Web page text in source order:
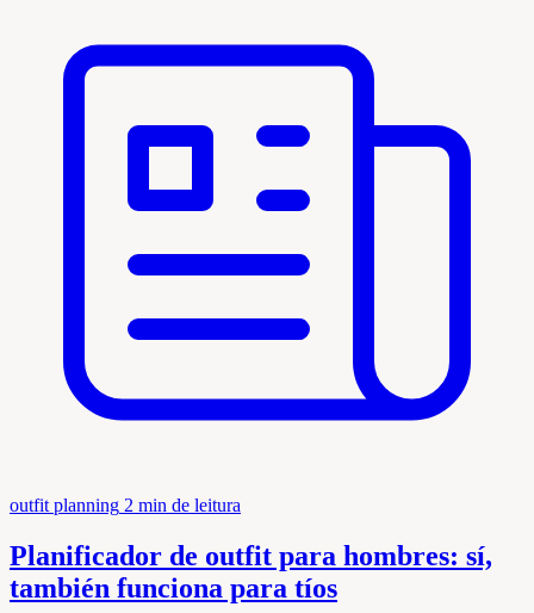
outfit planning 2 min de leitura
Planificador de outfit para hombres: sí,
también funciona para tíos